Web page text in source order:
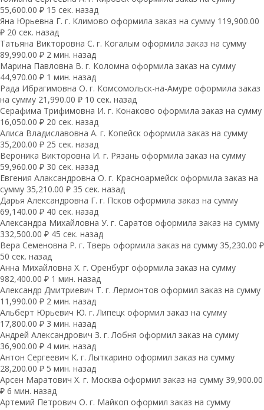
55,600.00 ₽ 15 сек. назад
Яна Юрьевна Г. г. Климово оформила заказ на сумму 119,900.00
₽ 20 сек. назад
Татьяна Викторовна С. г. Когалым оформила заказ на сумму
89,990.00 ₽ 2 мин. назад
Марина Павловна В. г. Коломна оформила заказ на сумму
44,970.00 ₽ 1 мин. назад
Рада Ибрагимовна О. г. Комсомольск-на-Амуре оформила заказ
на сумму 21,990.00 ₽ 10 сек. назад
Серафима Трифимовна И. г. Конаково оформила заказ на сумму
16,050.00 ₽ 20 сек. назад
Алиса Владиславовна А. г. Копейск оформила заказ на сумму
35,200.00 ₽ 25 сек. назад
Вероника Викторовна И. г. Рязань оформила заказ на сумму
59,960.00 ₽ 30 сек. назад
Евгения Алаксандровна О. г. Красноармейск оформила заказ на
сумму 35,210.00 ₽ 35 сек. назад
Дарья Александровна Г. г. Псков оформила заказ на сумму
69,140.00 ₽ 40 сек. назад
Александра Михайловна У. г. Саратов оформила заказ на сумму
332,500.00 ₽ 45 сек. назад
Вера Семеновна Р. г. Тверь оформила заказ на сумму 35,230.00 ₽
50 сек. назад
Анна Михайловна Х. г. Оренбург оформила заказ на сумму
982,400.00 ₽ 1 мин. назад
Александр Дмитриевич Т. г. Лермонтов оформил заказ на сумму
11,990.00 ₽ 2 мин. назад
Альберт Юрьевич Ю. г. Липецк оформил заказ на сумму
17,800.00 ₽ 3 мин. назад
Андрей Александрович З. г. Лобня оформил заказ на сумму
36,900.00 ₽ 4 мин. назад
Антон Сергеевич К. г. Лыткарино оформил заказ на сумму
28,200.00 ₽ 5 мин. назад
Арсен Маратович Х. г. Москва оформил заказ на сумму 39,900.00
₽ 6 мин. назад
Артемий Петрович О. г. Майкоп оформил заказ на сумму